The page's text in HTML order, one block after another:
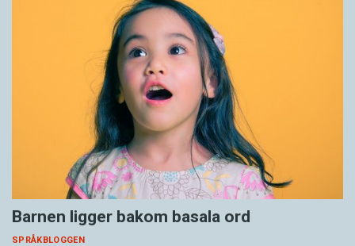
Barnen ligger bakom basala ord
SPRÅKBLOGGEN